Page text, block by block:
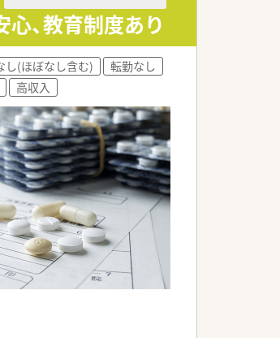
、教育制度あり
し(ほぼなし含む)
転勤なし
高収入